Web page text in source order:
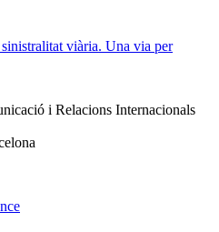
viària. Una via per
i Relacions Internacionals